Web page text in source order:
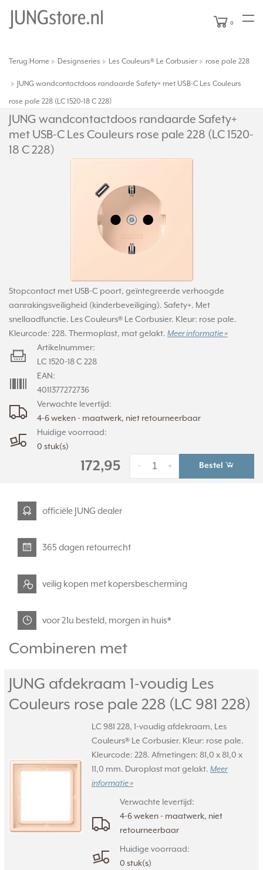
0
Terug Home Designseries Les Couleurs® Le Corbusier rose pale 228
JUNG wandcontactdoos randaarde Safety+ met USB-C Les Couleurs
rose pale 228 (LC 1520-18 C 228)
JUNG wandcontactdoos randaarde Safety+
met USB-C Les Couleurs rose pale 228 (LC 1520-
18 C 228)
Stopcontact met USB-C poort, geïntegreerde verhoogde
aanrakingsveiligheid (kinderbeveiliging). Safety+. Met
snellaadfunctie. Les Couleurs® Le Corbusier. Kleur: rose pale.
Kleurcode: 228. Thermoplast, mat gelakt. Meer informatie »
Verwachte levertijd:
4-6 weken - maatwerk, niet retourneerbaar
Huidige voorraad:
0 stuk(s)
Artikelnummer:
LC 1520-18 C 228
EAN:
4011377272736
172,95 +
- Bestel
officiële JUNG dealer
365 dagen retourrecht
veilig kopen met kopersbescherming
voor 21u besteld, morgen in huis*
Combineren met
JUNG afdekraam 1-voudig Les
Couleurs rose pale 228 (LC 981 228)
LC 981 228, 1-voudig afdekraam, Les
Couleurs® Le Corbusier. Kleur: rose pale.
Kleurcode: 228. Afmetingen: 81,0 x 81,0 x
11,0 mm. Duroplast mat gelakt. Meer
informatie »
Verwachte levertijd:
4-6 weken - maatwerk, niet
retourneerbaar
Huidige voorraad:
0 stuk(s)